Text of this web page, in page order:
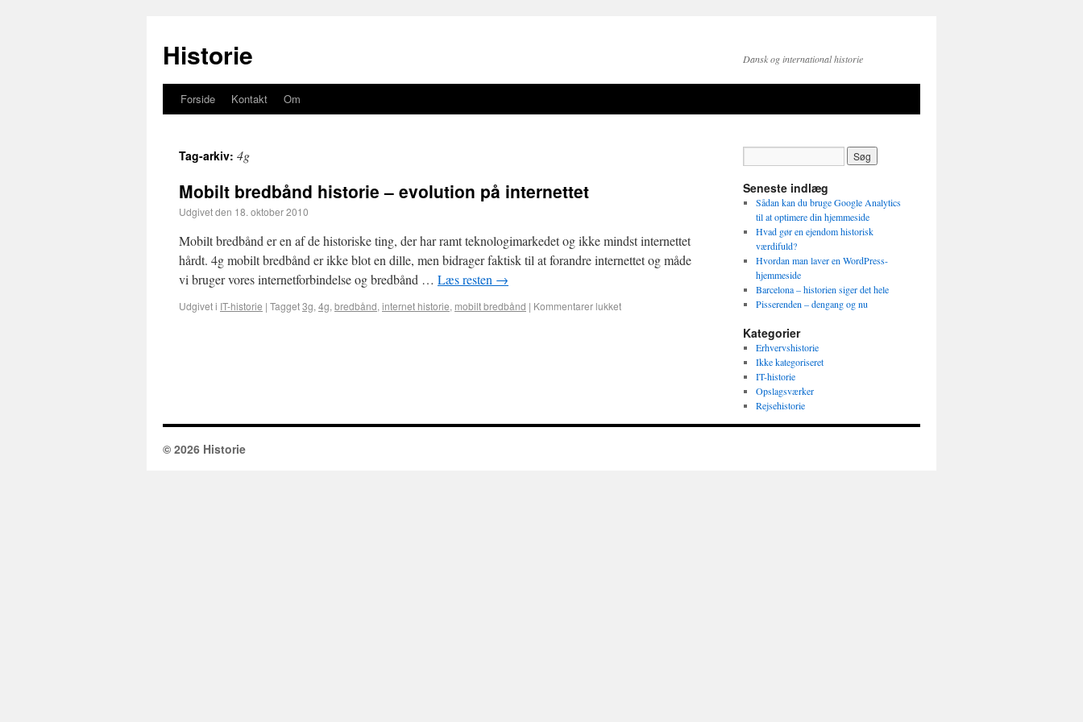
Historie Dansk og international historie
Forside Kontakt Om
Tag-arkiv: 4g
Mobilt bredbånd historie – evolution på internettet
Udgivet den 18. oktober 2010
Mobilt bredbånd er en af de historiske ting, der har ramt teknologimarkedet og ikke mindst internettet
hårdt. 4g mobilt bredbånd er ikke blot en dille, men bidrager faktisk til at forandre internettet og måde
vi bruger vores internetforbindelse og bredbånd … Læs resten →
Udgivet i IT-historie | Tagget3g, 4g, bredbånd, internet historie, mobilt bredbånd | Kommentarer lukket
Seneste indlæg
Sådan kan du bruge Google Analytics
til at optimere din hjemmeside
Hvad gør en ejendom historisk
værdifuld?
Hvordan man laver en WordPress-
hjemmeside
Barcelona – historien siger det hele
Pisserenden – dengang og nu
Kategorier
Erhvervshistorie
Ikke kategoriseret
IT-historie
Opslagsværker
Rejsehistorie
© 2026 Historie